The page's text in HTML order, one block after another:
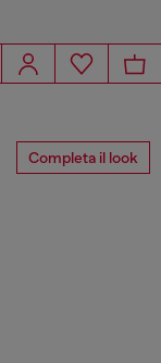
Completa il look